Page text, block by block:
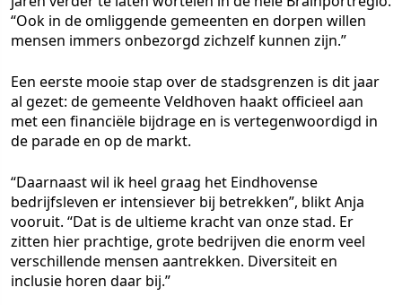
“Ook in de omliggende gemeenten en dorpen willen
mensen immers onbezorgd zichzelf kunnen zijn.”
Een eerste mooie stap over de stadsgrenzen is dit jaar
al gezet: de gemeente Veldhoven haakt officieel aan
met een financiële bijdrage en is vertegenwoordigd in
de parade en op de markt.
“Daarnaast wil ik heel graag het Eindhovense
bedrijfsleven er intensiever bij betrekken”, blikt Anja
vooruit. “Dat is de ultieme kracht van onze stad. Er
zitten hier prachtige, grote bedrijven die enorm veel
verschillende mensen aantrekken. Diversiteit en
inclusie horen daar bij.”